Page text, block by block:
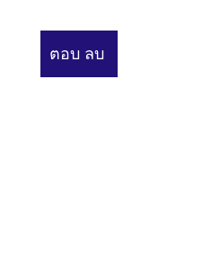
ตอบ ลบ